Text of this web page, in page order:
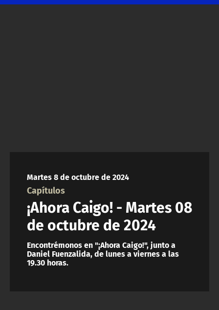
Martes 8 de octubre de 2024
Capítulos
¡Ahora Caigo! - Martes 08
de octubre de 2024
Encontrémonos en "¡Ahora Caigo!", junto a
Daniel Fuenzalida, de lunes a viernes a las
19.30 horas.